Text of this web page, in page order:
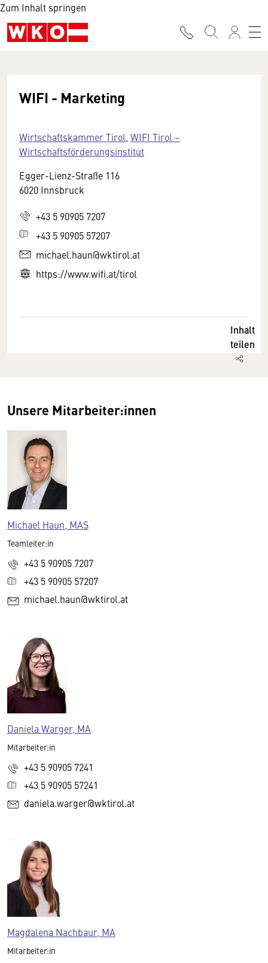
Zum Inhalt springen
WIFI - Marketing
Wirtschaftskammer Tirol WIFI Tirol –
Wirtschaftsförderungsinstitut
Egger-Lienz-Straße 116
6020 Innsbruck
+43 5 90905 7207
+43 5 90905 57207
michael.haun@wktirol.at
https://www.wifi.at/tirol
Inhalt
teilen
Unsere Mitarbeiter:innen
Michael Haun, MAS
Teamleiter:in
+43 5 90905 7207
+43 5 90905 57207
michael.haun@wktirol.at
Daniela Warger, MA
Mitarbeiter:in
+43 5 90905 7241
+43 5 90905 57241
daniela.warger@wktirol.at
Magdalena Nachbaur, MA
Mitarbeiter:in